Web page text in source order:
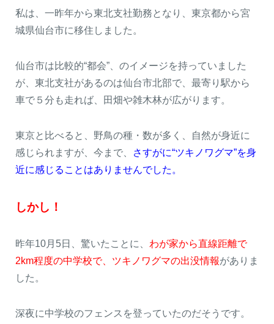
私は、一昨年から東北支社勤務となり、東京都から宮
城県仙台市に移住しました。
仙台市は比較的“都会”、のイメージを持っていました
が、東北支社があるのは仙台市北部で、最寄り駅から
車で５分も走れば、田畑や雑木林が広がります。
東京と比べると、野鳥の種・数が多く、自然が身近に
感じられますが、今まで、
さすがに“ツキノワグマ”を身
近に感じることはありませんでした。
しかし！
昨年10月5日、驚いたことに、 わが家から直線距離で
2km程度の中学校で、ツキノワグマの出没情報がありま
した。
深夜に中学校のフェンスを登っていたのだそうです。